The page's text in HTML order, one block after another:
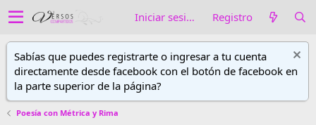
Iniciar sesión Registro
Sabías que puedes registrarte o ingresar a tu cuenta
directamente desde facebook con el botón de facebook en
la parte superior de la página?
Poesía con Métrica y Rima